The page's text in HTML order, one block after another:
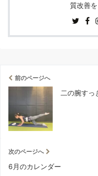
質改善
前のページへ
二の腕すっ
次のページへ
6月のカレンダー